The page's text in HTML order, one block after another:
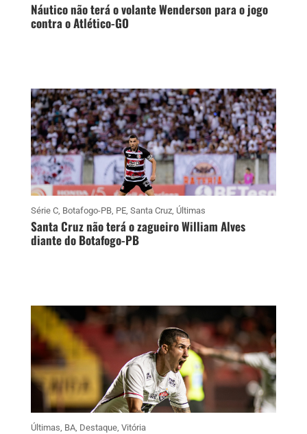
Náutico não terá o volante Wenderson para o jogo
contra o Atlético-GO
Série C, Botafogo-PB, PE, Santa Cruz, Últimas
Santa Cruz não terá o zagueiro William Alves
diante do Botafogo-PB
Últimas, BA, Destaque, Vitória